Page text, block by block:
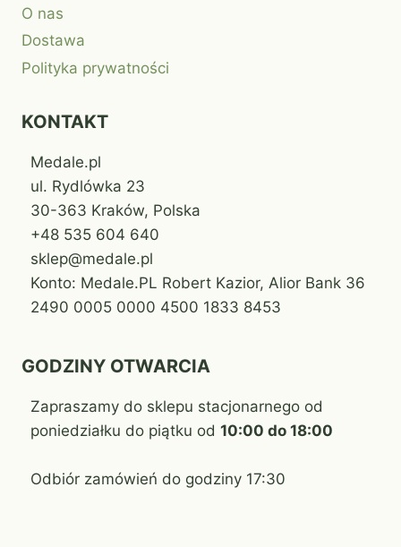
O nas
Dostawa
Polityka prywatności
KONTAKT
Medale.pl
ul. Rydlówka 23
30-363 Kraków, Polska
+48 535 604 640
sklep@medale.pl
Konto: Medale.PL Robert Kazior, Alior Bank 36
2490 0005 0000 4500 1833 8453
GODZINY OTWARCIA
Zapraszamy do sklepu stacjonarnego od
poniedziałku do piątku od 10:00 do 18:00
Odbiór zamówień do godziny 17:30